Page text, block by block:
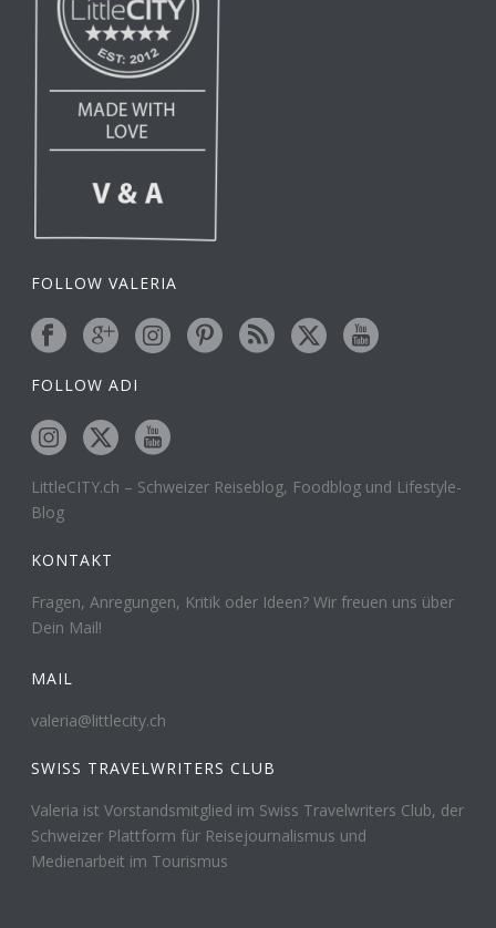
FOLLOW VALERIA
FOLLOW ADI
LittleCITY.ch – Schweizer Reiseblog, Foodblog und Lifestyle-
Blog
KONTAKT
Fragen, Anregungen, Kritik oder Ideen? Wir freuen uns über
Dein Mail!
MAIL
valeria@littlecity.ch
SWISS TRAVELWRITERS CLUB
Valeria ist Vorstandsmitglied im Swiss Travelwriters Club, der
Schweizer Plattform für Reisejournalismus und
Medienarbeit im Tourismus